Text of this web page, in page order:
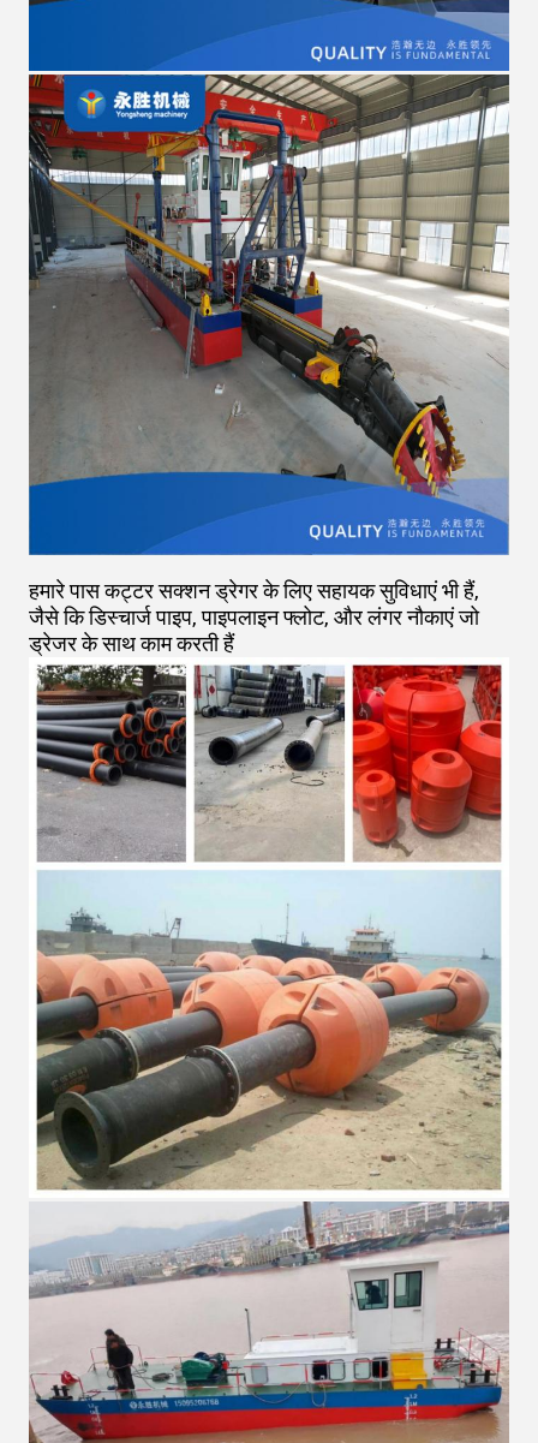
हमारे पास कट्टर सक्शन ड्रेगर के लिए सहायक सुविधाएं भी हैं,
जैसे कि डिस्चार्ज पाइप, पाइपलाइन फ्लोट, और लंगर नौकाएं जो
ड्रेजर के साथ काम करती हैं